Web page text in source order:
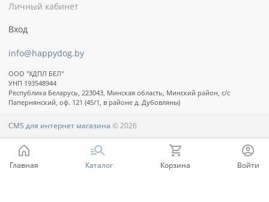
Личный кабинет
Вход
info@happydog.by
ООО "ХДПЛ БЕЛ"
УНП 193548944
Республика Беларусь, 223043, Минская область, Минский район, с/с
Папернянский, оф. 121 (45/1, в районе д. Дубовляны)
CMS для интернет магазина © 2026
Главная Каталог Корзина Войти